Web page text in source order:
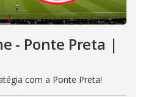
- Ponte Preta |
com a Ponte Preta!